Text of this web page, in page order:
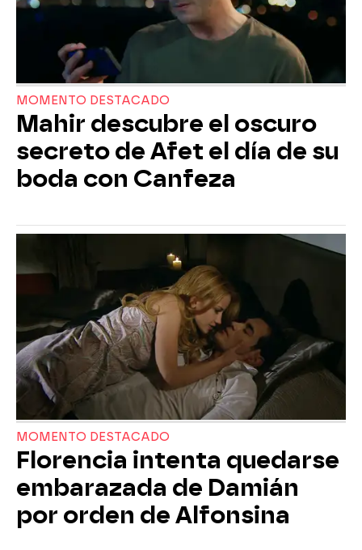
MOMENTO DESTACADO
Mahir descubre el oscuro
secreto de Afet el día de su
boda con Canfeza
MOMENTO DESTACADO
Florencia intenta quedarse
embarazada de Damián
por orden de Alfonsina